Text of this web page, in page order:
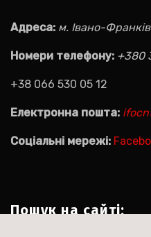
Адреса: м. Івано-
Номери телефону: +380
+38 066 530 05 12
Електронна пошта:
Соціальні мережі:
Пошук на сайті: